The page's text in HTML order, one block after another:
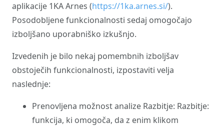
aplikacije 1KA Arnes (https://1ka.arnes.si/).
Posodobljene funkcionalnosti sedaj omogočajo
izboljšano uporabniško izkušnjo.
Izvedenih je bilo nekaj pomembnih izboljšav
obstoječih funkcionalnosti, izpostaviti velja
naslednje:
Prenovljena možnost analize Razbitje: Razbitje:
funkcija, ki omogoča, da z enim klikom